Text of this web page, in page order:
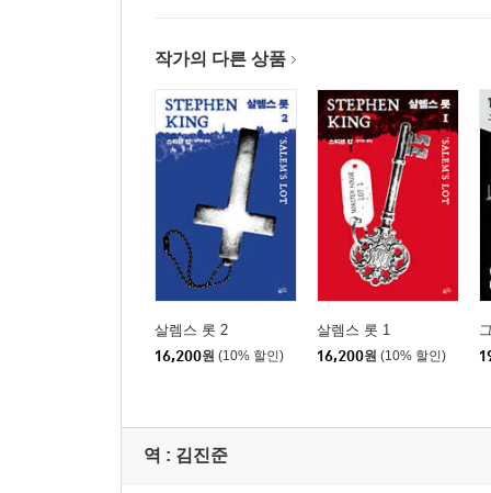
작가의 다른 상품
살렘스 롯 2
16,200원 (10% 할인)
살렘스 롯 1
16,200원 (10% 할인)
역 : 김진준